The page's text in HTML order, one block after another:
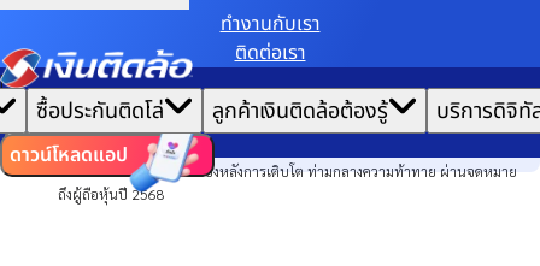
ทํางานกับเรา
ติดต่อเรา
|
ไทย EN
ซื้อประกันติดโล่ ลูกค้าเงินติดล้อต้องรู้ บริการดิจิทั
ดาวน์โหลดแอป
หน้าแรก
ข่าวสาร
องค์กร
TIDLOR เปิดเรื่องราวเบื้องหลังการเติบโต ท่ามกลางความท้าทาย ผ่านจดหมาย
ถึงผู้ถือหุ้นปี 2568
เราขอเก็บข้อมูลตาม นโยบายการใช้คุกกี้ เพื่อมอบประสบการณ์การใช้งานเว็บไซต์ที่ดีที่สุดให้
คุณ
ตั้งค่าคุกกี้ ยอมรับคุกกี้ทั้งหมด